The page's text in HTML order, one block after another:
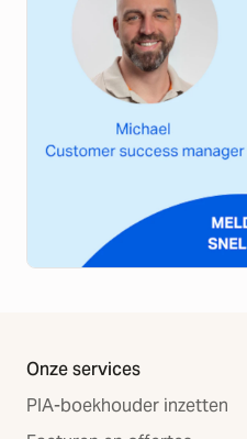
Onze services
PIA-boekhouder inzetten